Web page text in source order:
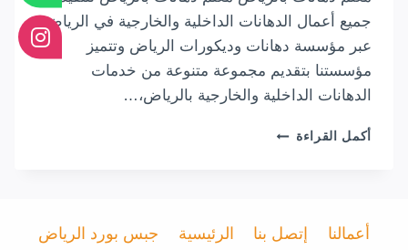
جميع أعمال الدهانات الداخلية والخارجية في الرياض,
عبر مؤسسة دهانات وديكورات الرياض وتتميز
مؤسستنا بتقديم مجموعة متنوعة من خدمات
الدهانات الداخلية والخارجية بالرياض،…
أكمل القراءة معلم
مباني
أعمالنا إتصل بنا الرئيسية جبس بورد الرياض